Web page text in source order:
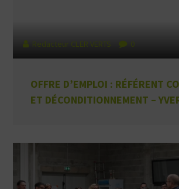
Redacteur CLER VERTS 0
OFFRE D’EMPLOI : RÉFÉRENT
ET DÉCONDITIONNEMENT –